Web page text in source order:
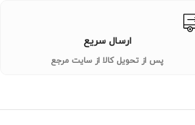
ارسال سریع
پس از تحویل کالا از سایت مرجع